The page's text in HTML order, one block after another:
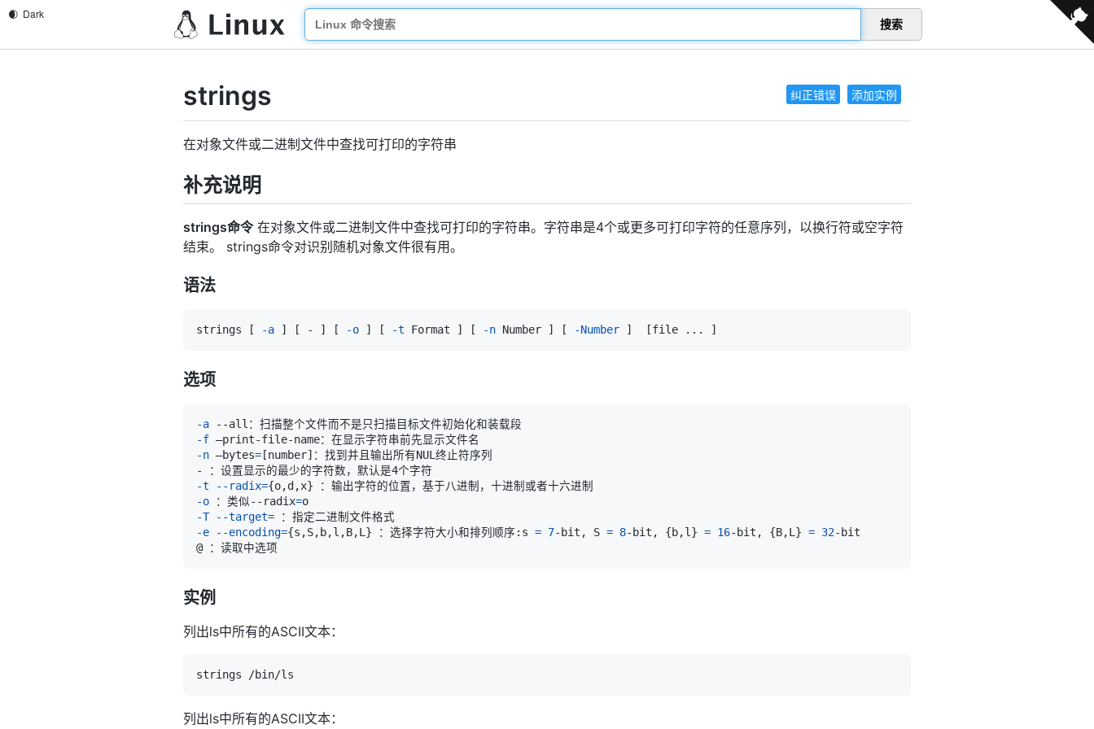
搜索
纠正错误 添加实例
strings
在对象文件或二进制文件中查找可打印的字符串
补充说明
strings命令在对象文件或二进制文件中查找可打印的字符串。字符串是4个或更多可打印字符的任意序列，以换行符或空字符
结束。 strings命令对识别随机对象文件很有用。
语法
strings [ -a ] [ - ] [ -o ] [ -t Format ] [ -n Number ] [ -Number ] [file .. . ]
选项
-a
-f
-n –bytes= [number]
-t
--radix={o,d,x}
-o ：类似--radix=
-T
--target=
-e
--encoding={s,S,b,l,B,L } ：选择字符大小和排列顺序:s = 7-bit, S = 8-bit, {b,l } = 16-bit, {B,L } = 32
实例
列出ls中所有的ASCII文本：
列出ls中所有的ASCII文本：